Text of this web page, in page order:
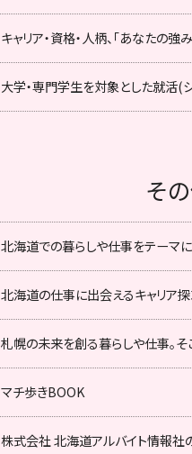
キャリア・資格・人柄、「あなたの
大学・専門学生を対象とした就活(
そ
北海道での暮らしや仕事をテーマ
北海道の仕事に出会えるキャリア探
札幌の未来を創る暮らしや仕事。そ
マチ歩きBOOK
株式会社 北海道アルバイト情報社